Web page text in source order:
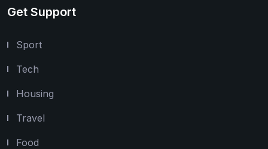
Get Support
Sport
Tech
Housing
Travel
Food